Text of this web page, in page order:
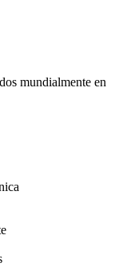
mundialmente en